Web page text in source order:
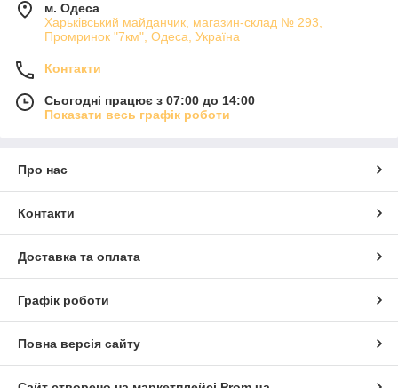
м. Одеса
Харьківський майданчик, магазин-склад № 293,
Промринок "7км", Одеса, Україна
Контакти
Сьогодні працює з 07:00 до 14:00
Показати весь графік роботи
Про нас
Контакти
Доставка та оплата
Графік роботи
Повна версія сайту